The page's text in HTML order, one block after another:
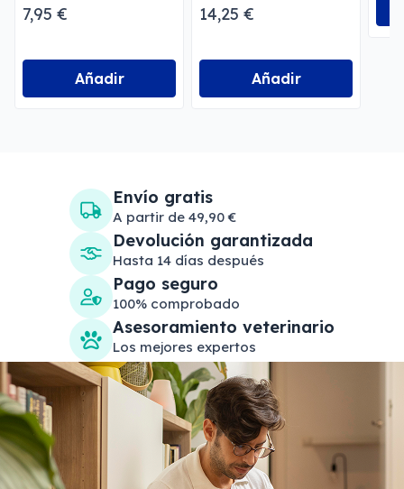
7,95 €
Añadir
14,25 €
Añadir
Envío gratis
A partir de 49,90 €
Devolución garantizada
Hasta 14 días después
Pago seguro
100% comprobado
Asesoramiento veterinario
Los mejores expertos